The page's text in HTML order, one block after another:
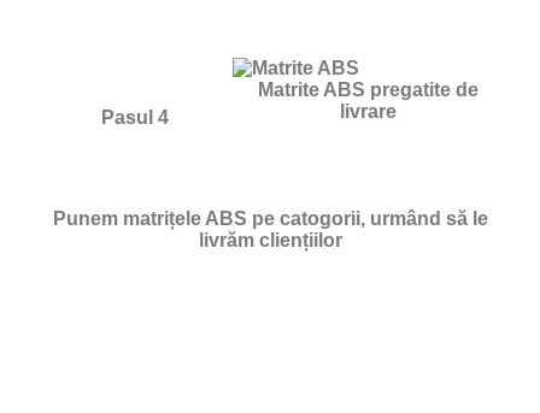
Matrite ABS pregatite de
livrare
Pasul 4
Punem matrițele ABS pe catogorii, urmând să le
livrăm cliențiilor